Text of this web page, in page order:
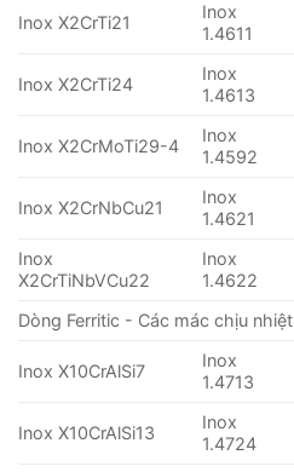
Inox X2CrTi21
Inox
1.4611
Inox X2CrTi24
Inox
1.4613
Inox X2CrMoTi29-4
Inox
1.4592
Inox X2CrNbCu21
Inox
1.4621
Inox
X2CrTiNbVCu22
Inox
1.4622
Dòng Ferritic - Các mác chịu nhiệt
Inox X10CrAlSi7
Inox
1.4713
Inox X10CrAlSi13
Inox
1.4724